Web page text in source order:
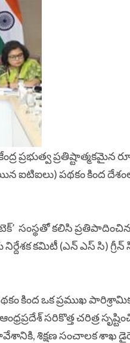
ప్రభుత్వ ప్రతిష్టాత్మకమైన
ఐటిఐలు) పథకం కింద
సంస్థతో కలిసి ప్రతిపాదించిన
కమిటీ (ఎన్ ఎస్ సి) గ్రీన్
కింద ఒక ప్రముఖ
సరికొత్త చరిత్ర
శిక్షణ సంచాలక శాఖ